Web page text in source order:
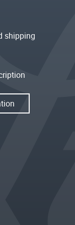
shipping